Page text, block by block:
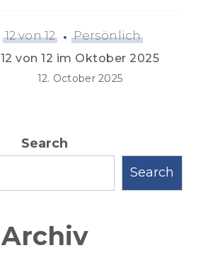
12 von 12 Persönlich
12 von 12 im Oktober 2025
12. October 2025
Search
Search
Archiv